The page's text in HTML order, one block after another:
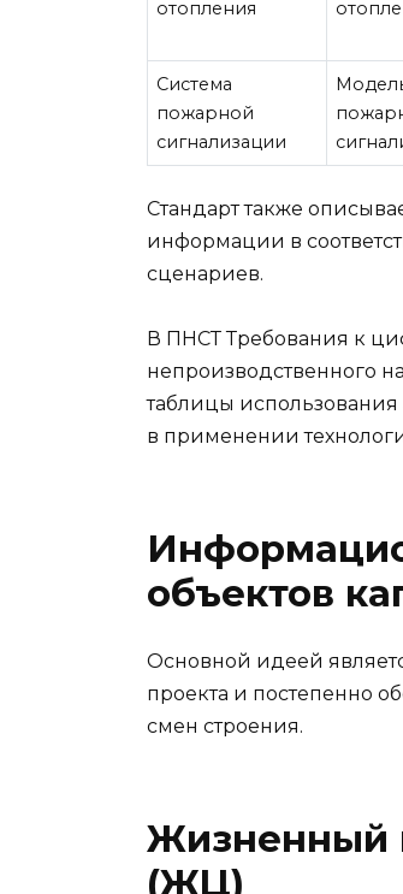
отопления
Система
пожарной
сигнализации
Стандарт также
информации в
сценариев.
В ПНСТ Требования к
непроизводственного
таблицы
в применении
объектов
Основной идеей
проекта и постепенно
смен строения.
Жизненный
(ЖЦ)